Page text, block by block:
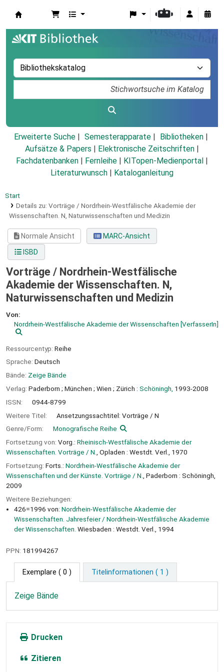
Erweiterte Suche Semesterapparate
Bibliotheken
Aufsätze & Papers
Elektronische Zeitschriften
Fachdatenbanken
Fernleihe KITopen-Medienportal
Literaturwunsch
Kataloganleitung
Start
Details zu: Vorträge / Nordrhein-Westfälische Akademie der
Wissenschaften. N, Naturwissenschaften und Medizin
Normale Ansicht
MARC-Ansicht
ISBD
Vorträge / Nordrhein-Westfälische
Akademie der Wissenschaften. N,
Naturwissenschaften und Medizin
Von:
Nordrhein-Westfälische Akademie der Wissenschaften [VerfasserIn]
Ressourcentyp: Reihe
Sprache: Deutsch
Bände: Zeige Bände
Verlag: Paderborn ; München ; Wien ; Zürich : Schöningh, 1993-2008
ISSN:
0944-8799
Weitere Titel:
Ansetzungssachtitel: Vorträge / N
Genre/Form:
Monografische Reihe
Fortsetzung von: Vorg.: Rheinisch-Westfälische Akademie der
Wissenschaften. Vorträge / N.
, Opladen : Westdt. Verl., 1970
Fortsetzung: Forts.: Nordrhein-Westfälische Akademie der
Wissenschaften und der Künste. Vorträge / N.
, Paderborn : Schöningh,
2009
Weitere Beziehungen:
426=1996 von: Nordrhein-Westfälische Akademie der
Wissenschaften. Jahresfeier / Nordrhein-Westfälische Akademie
der Wissenschaften. Wiesbaden : Westdt. Verl., 1994
PPN: 181994267
Exemplare ( 0 ) Titelinformationen ( 1 )
Zeige Bände
Drucken
Zitieren